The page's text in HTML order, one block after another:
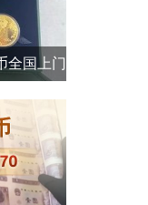
全国上门
算